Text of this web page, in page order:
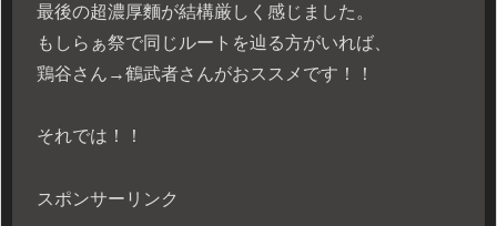
最後の超濃厚麵が結構厳しく感じました。
もしらぁ祭で同じルートを辿る方がいれば、
鶏谷さん→鶴武者さんがおススメです！！
それでは！！
スポンサーリンク